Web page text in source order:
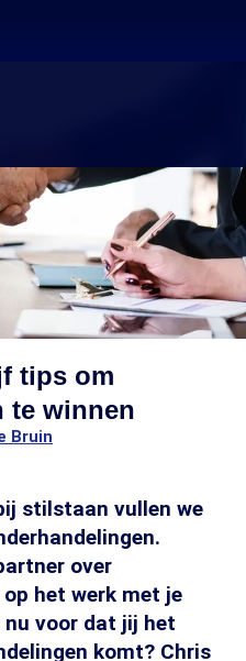
tips om
te winnen
Bruin
stilstaan vullen we
over
het werk met je
nu voor dat jij het
komt? Chris